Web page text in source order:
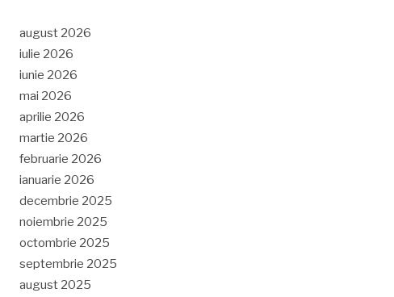
august 2026
iulie 2026
iunie 2026
mai 2026
aprilie 2026
martie 2026
februarie 2026
ianuarie 2026
decembrie 2025
noiembrie 2025
octombrie 2025
septembrie 2025
august 2025